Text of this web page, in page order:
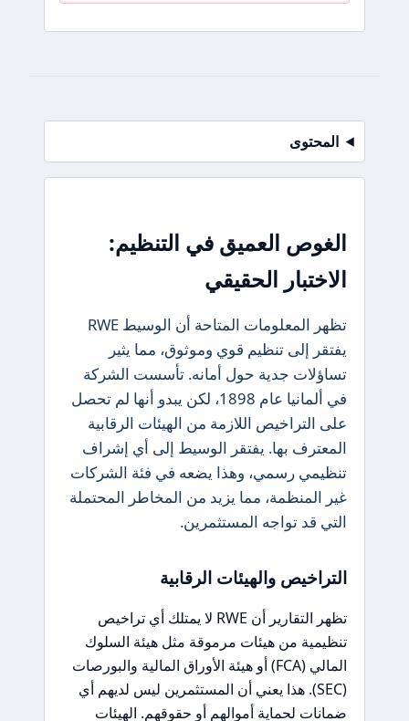
المحتوى
الغوص العميق في التنظيم:
الاختبار الحقيقي
تظهر المعلومات المتاحة أن الوسيط RWE
يفتقر إلى تنظيم قوي وموثوق، مما يثير
تساؤلات جدية حول أمانه. تأسست الشركة
في ألمانيا عام 1898، لكن يبدو أنها لم تحصل
على التراخيص اللازمة من الهيئات الرقابية
المعترف بها. يفتقر الوسيط إلى أي إشراف
تنظيمي رسمي، وهذا يضعه في فئة الشركات
غير المنظمة، مما يزيد من المخاطر المحتملة
التي قد تواجه المستثمرين.
التراخيص والهيئات الرقابية
تظهر التقارير أن RWE لا يمتلك أي تراخيص
تنظيمية من هيئات مرموقة مثل هيئة السلوك
المالي (FCA) أو هيئة الأوراق المالية والبورصات
(SEC). هذا يعني أن المستثمرين ليس لديهم أي
ضمانات لحماية أموالهم أو حقوقهم. الهيئات